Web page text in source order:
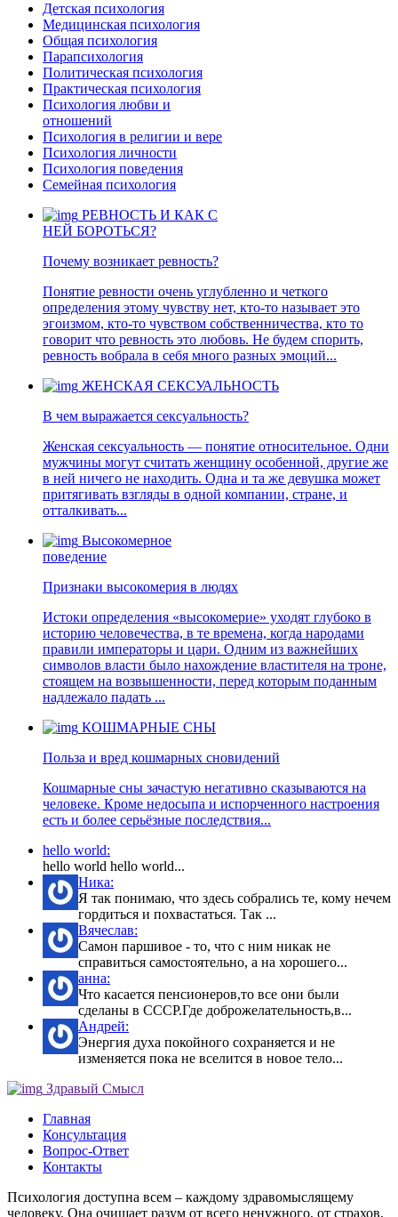
Детская психология
Медицинская психология
Общая психология
Парапсихология
Политическая психология
Практическая психология
Психология любви и
отношений
Психология в религии и вере
Психология личности
Психология поведения
Семейная психология
РЕВНОСТЬ И КАК С
НЕЙ БОРОТЬСЯ?
Почему возникает ревность?
Понятие ревности очень углубленно и четкого
определения этому чувству нет, кто-то называет это
эгоизмом, кто-то чувством собственничества, кто то
говорит что ревность это любовь. Не будем спорить,
ревность вобрала в себя много разных эмоций...
ЖЕНСКАЯ СЕКСУАЛЬНОСТЬ
В чем выражается сексуальность?
Женская сексуальность — понятие относительное. Одни
мужчины могут считать женщину особенной, другие же
в ней ничего не находить. Одна и та же девушка может
притягивать взгляды в одной компании, стране, и
отталкивать...
Высокомерное
поведение
Признаки высокомерия в людях
Истоки определения «высокомерие» уходят глубоко в
историю человечества, в те времена, когда народами
правили императоры и цари. Одним из важнейших
символов власти было нахождение властителя на троне,
стоящем на возвышенности, перед которым поданным
надлежало падать ...
КОШМАРНЫЕ СНЫ
Польза и вред кошмарных сновидений
Кошмарные сны зачастую негативно сказываются на
человеке. Кроме недосыпа и испорченного настроения
есть и более серьёзные последствия...
hello world:
hello world hello world...
Ника:
Я так понимаю, что здесь собрались те, кому нечем
гордиться и похвастаться. Так ...
Вячеслав:
Самон паршивое - то, что с ним никак не
справиться самостоятельно, а на хорошего...
анна:
Что касается пенсионеров,то все они были
сделаны в СССР.Где доброжелательность,в...
Андрей:
Энергия духа покойного сохраняется и не
изменяется пока не вселится в новое тело...
Здравый Смысл
Главная
Консультация
Вопрос-Ответ
Контакты
Психология доступна всем – каждому здравомыслящему
человеку. Она очищает разум от всего ненужного, от страхов,